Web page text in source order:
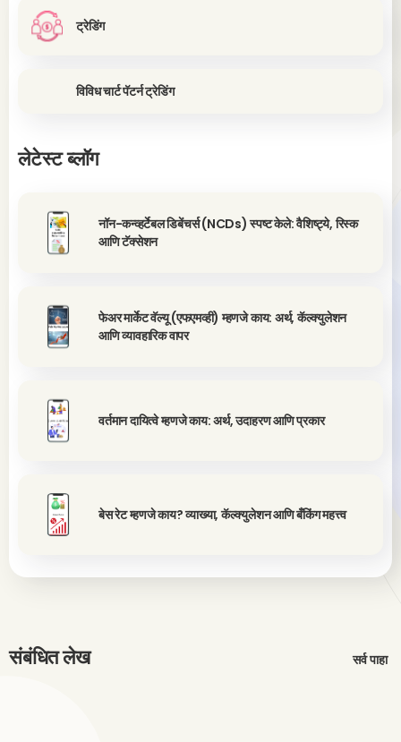
ट्रेडिंग
विविध चार्ट पॅटर्न ट्रेडिंग
लेटेस्ट ब्लॉग
नॉन-कन्व्हर्टेबल डिबेंचर्स (NCDs) स्पष्ट केले: वैशिष्ट्ये, रिस्क
आणि टॅक्सेशन
फेअर मार्केट वॅल्यू (एफएमव्ही) म्हणजे काय: अर्थ, कॅल्क्युलेशन
आणि व्यावहारिक वापर
वर्तमान दायित्वे म्हणजे काय: अर्थ, उदाहरण आणि प्रकार
बेस रेट म्हणजे काय? व्याख्या, कॅल्क्युलेशन आणि बँकिंग महत्त्व
संबंधित लेख सर्व पाहा